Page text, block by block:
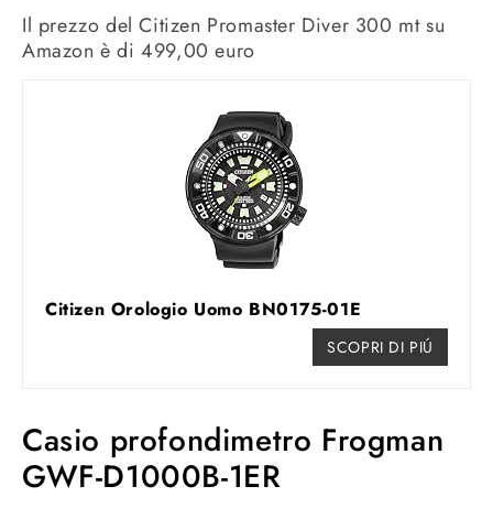
Il prezzo del Citizen Promaster Diver 300 mt su
Amazon è di 499,00 euro
Citizen Orologio Uomo BN0175-01E
SCOPRI DI PIÚ
Casio profondimetro Frogman
GWF-D1000B-1ER